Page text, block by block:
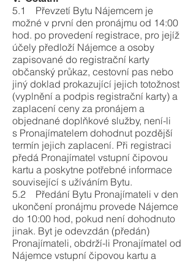
5.1 Převzetí Bytu Nájemcem je
možné v první den pronájmu od 14:00
hod. po provedení registrace, pro jejíž
účely předloží Nájemce a osoby
zapisované do registrační karty
občanský průkaz, cestovní pas nebo
jiný doklad prokazující jejich totožnost
(vyplnění a podpis registrační karty) a
zaplacení ceny za pronájem a
objednané doplňkové služby, není-li
s Pronajímatelem dohodnut pozdější
termín jejich zaplacení. Při registraci
předá Pronajímatel vstupní čipovou
kartu a poskytne potřebné informace
související s užíváním Bytu.
5.2 Předání Bytu Pronajímateli v den
ukončení pronájmu provede Nájemce
do 10:00 hod, pokud není dohodnuto
jinak. Byt je odevzdán (předán)
Pronajímateli, obdrží-li Pronajímatel od
Nájemce vstupní čipovou kartu a